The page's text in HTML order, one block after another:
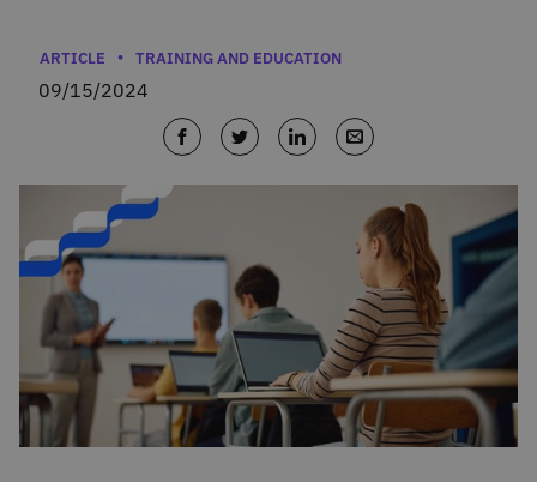
Categories
ARTICLE TRAINING AND EDUCATION
09/15/2024